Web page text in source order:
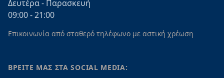
Δευτέρα - Παρασκευή
09:00 - 21:00
Επικοινωνία από σταθερό τηλέφωνο με αστική χρέωση
ΒΡΕΙΤΕ ΜΑΣ ΣΤΑ SOCIAL MEDIA: